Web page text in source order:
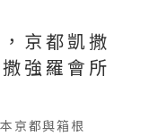
京都凱撒
強羅會所
京都與箱根